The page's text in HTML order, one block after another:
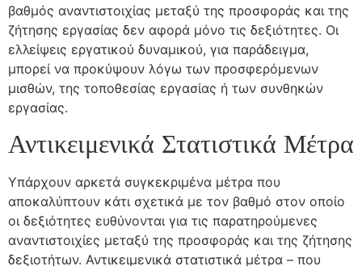
βαθμός αναντιστοιχίας μεταξύ της προσφοράς και της
ζήτησης εργασίας δεν αφορά μόνο τις δεξιότητες. Οι
ελλείψεις εργατικού δυναμικού, για παράδειγμα,
μπορεί να προκύψουν λόγω των προσφερόμενων
μισθών, της τοποθεσίας εργασίας ή των συνθηκών
εργασίας.
Αντικειμενικά Στατιστικά Μέτρα
Υπάρχουν αρκετά συγκεκριμένα μέτρα που
αποκαλύπτουν κάτι σχετικά με τον βαθμό στον οποίο
οι δεξιότητες ευθύνονται για τις παρατηρούμενες
αναντιστοιχίες μεταξύ της προσφοράς και της ζήτησης
δεξιοτήτων. Αντικειμενικά στατιστικά μέτρα – που